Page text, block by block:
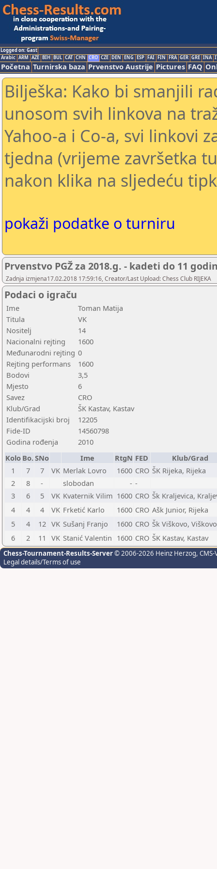
Logged on: Gast
Arabic ARM AZE BIH BUL CAT CHN CRO CZE DEN ENG ESP FAI FIN FRA GER GRE INA
Početna Turnirska baza Prvenstvo Austrije Pictures FAQ
Bilješka: Kako bi smanjili
unosom svih linkova na
Yahoo-a i Co-a, svi linkovi
tjedna (vrijeme završetka
nakon klika na sljedeću
pokaži podatke o turniru
Prvenstvo PGŽ za 2018.g. - kadeti do 11
Zadnja izmjena17.02.2018 17:59:16, Creator/Last Upload: Chess Club RIJEKA
Podaci o igraču
Ime
Toman Matija
Titula
VK
Nositelj
14
Nacionalni rejting
1600
Međunarodni rejting 0
Rejting performans
1600
Bodovi
3,5
Mjesto
6
Savez
CRO
Klub/Grad
ŠK Kastav, Kastav
Identifikacijski broj
12205
Fide-ID
14560798
Godina rođenja
2010
Kolo Bo.SNo Ime RtgN FED
Klub/Grad
1
7 7 VK Merlak Lovro 1600 CRO ŠK Rijeka, Rijeka
2
8 - slobodan - -
3
6 5 VK Kvaternik Vilim 1600 CRO Šk Kraljevica,
4
4 4 VK Frketić Karlo 1600 CRO Ašk Junior, Rijeka
5
4 12 VK Sušanj Franjo 1600 CRO Šk Viškovo, Viškovo
6
2 11 VK Stanić Valentin 1600 CRO ŠK Kastav, Kastav
Chess-Tournament-Results-Server© 2006-2026 Heinz Herzog,
Legal details/Terms of use